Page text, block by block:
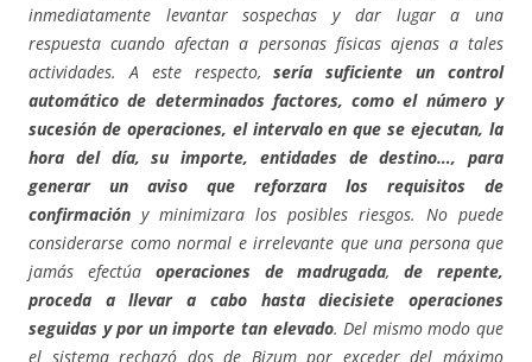
inmediatamente levantar sospechas y dar lugar a una
respuesta cuando afectan a personas físicas ajenas a tales
actividades. A este respecto,sería suficiente un control
automático de determinados factores, como el número y
sucesión de operaciones, el intervalo en que se ejecutan, la
hora del día, su importe, entidades de destino…, para
generar un aviso que reforzara los requisitos de
confirmación y minimizara los posibles riesgos. No puede
considerarse como normal e irrelevante que una persona que
jamás efectúa operaciones de madrugada,de repente,
proceda a llevar a cabo hasta diecisiete operaciones
seguidas y por un importe tan elevado. Del mismo modo que
el sistema rechazó dos de Bizum por exceder del máximo